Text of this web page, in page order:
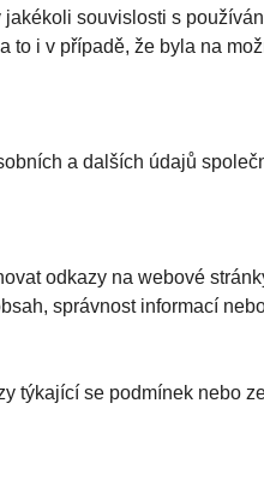
souvislosti s
to i v případě, že byla na
a dalších údajů
odkazy na webové
správnost informací
týkající se podmínek nebo